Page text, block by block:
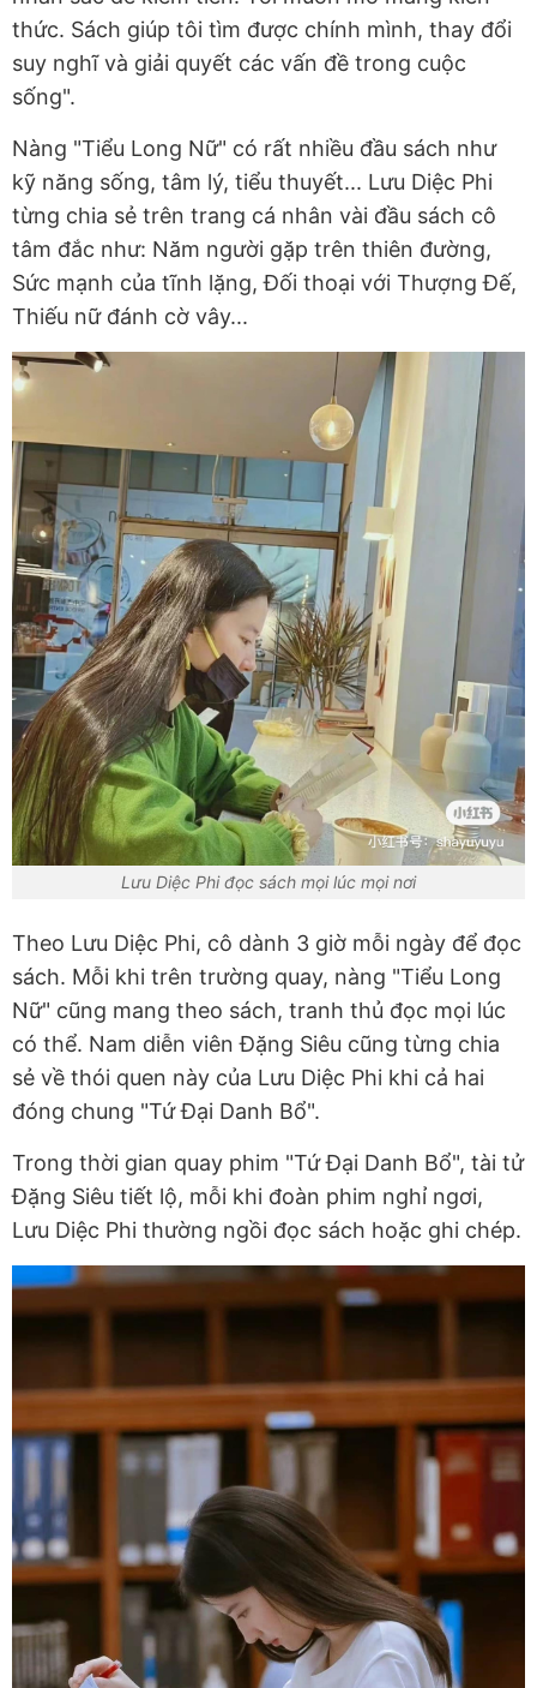
thức. Sách giúp tôi tìm được chính mình, thay đổi
suy nghĩ và giải quyết các vấn đề trong cuộc
sống".
Nàng "Tiểu Long Nữ" có rất nhiều đầu sách như
kỹ năng sống, tâm lý, tiểu thuyết... Lưu Diệc Phi
từng chia sẻ trên trang cá nhân vài đầu sách cô
tâm đắc như: Năm người gặp trên thiên đường,
Sức mạnh của tĩnh lặng, Đối thoại với Thượng Đế,
Thiếu nữ đánh cờ vây...
Lưu Diệc Phi đọc sách mọi lúc mọi nơi
Theo Lưu Diệc Phi, cô dành 3 giờ mỗi ngày để đọc
sách. Mỗi khi trên trường quay, nàng "Tiểu Long
Nữ" cũng mang theo sách, tranh thủ đọc mọi lúc
có thể. Nam diễn viên Đặng Siêu cũng từng chia
sẻ về thói quen này của Lưu Diệc Phi khi cả hai
đóng chung "Tứ Đại Danh Bổ".
Trong thời gian quay phim "Tứ Đại Danh Bổ", tài tử
Đặng Siêu tiết lộ, mỗi khi đoàn phim nghỉ ngơi,
Lưu Diệc Phi thường ngồi đọc sách hoặc ghi chép.